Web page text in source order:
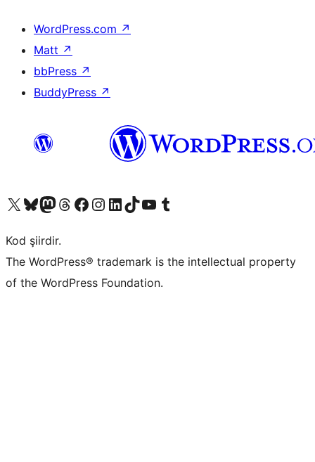
WordPress.com ↗
Matt ↗
bbPress ↗
BuddyPress ↗
X (eski Twitter) hesabımıza bakın
Bluesky hesabımızı ziyaret edinMastodon hesabımızı ziyaret edinThreads hesabımızı ziyaret edinFacebook sayfamızı ziyaret edinInstagram hesabımızı ziyaret edinLinkedIn hesabımızı ziyaret edinTikTok hesabımızı ziyaret edinYouTube kanalımızı ziyaret edinTumblr hesabımızı ziyaret edin
Kod şiirdir.
The WordPress® trademark is the intellectual property
of the WordPress Foundation.